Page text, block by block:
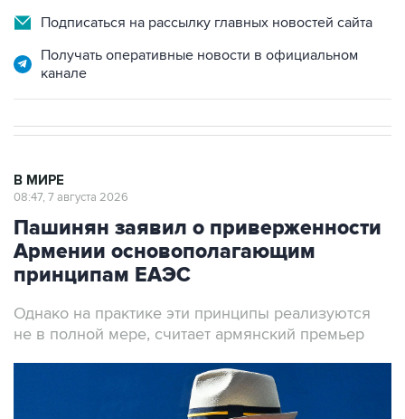
Получать оперативные новости в официальном
Пашинян заявил о приверженности
Армении основополагающим
принципам ЕАЭС
Однако на практике эти принципы реализуются